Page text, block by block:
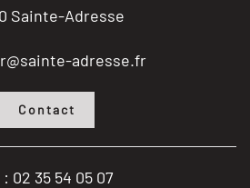
Sainte-Adresse
adresse.fr
Contact
: 02 35 54 05 07